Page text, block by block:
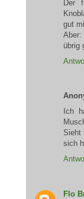
Der
gut
übrig
Ich
Sieht
sich
Flo